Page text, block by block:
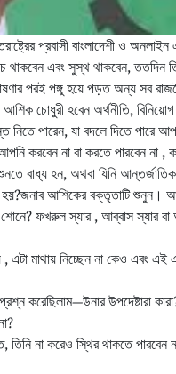
প্রবাসী বাংলাদেশী ও অনলাইন
এবং সুস্থ থাকবেন, ততদিন
পরই পঙ্গু হয়ে পড়ত অন্য সব
হবেন অর্থনীতি, বিনিয়োগ ও
পারেন, যা বদলে দিতে পারে
করবেন না বা করতে পারবেন না ,
বাধ্য হন, অথবা যিনি
হয়?জনাব আশিকের বক্তৃতাটি
শোনে? ফখরুল স্যার , আব্বাস স্যার
মাথায় নিচ্ছেন না কেও এবং এই
করেছিলাম—উনার উপদেষ্টারা
না করেও স্থির থাকতে পারবেন